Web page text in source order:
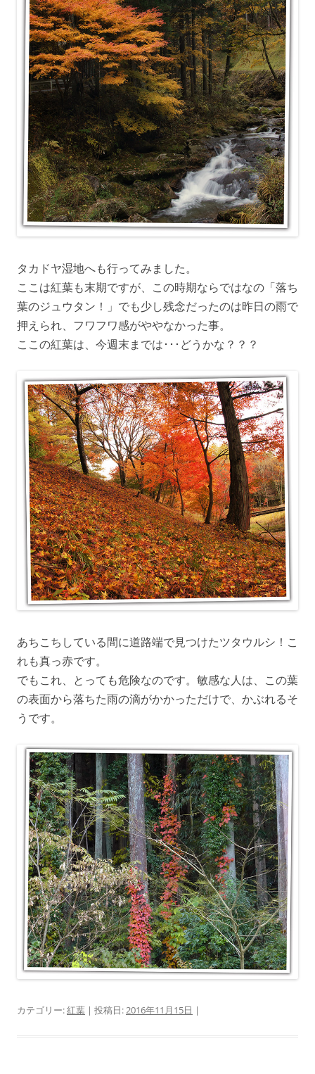
タカドヤ湿地へも行ってみました。
ここは紅葉も末期ですが、この時期ならではなの「落ち
葉のジュウタン！」でも少し残念だったのは昨日の雨で
押えられ、フワフワ感がややなかった事。
ここの紅葉は、今週末までは･･･どうかな？？？
あちこちしている間に道路端で見つけたツタウルシ！こ
れも真っ赤です。
でもこれ、とっても危険なのです。敏感な人は、この葉
の表面から落ちた雨の滴がかかっただけで、かぶれるそ
うです。
カテゴリー:紅葉 | 投稿日:2016年11月15日 |